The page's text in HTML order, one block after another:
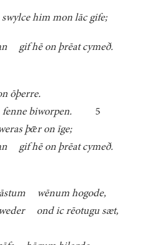
him mon lāc gife;
gif hē on þrēat cymeð.
ōþerre.
biworpen.5
þǣr on īge;
gif hē on þrēat cymeð.
wēnum hogode,
ond ic rēotugu sæt,